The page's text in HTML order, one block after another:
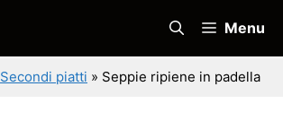
Menu
Secondi piatti » Seppie ripiene in padella